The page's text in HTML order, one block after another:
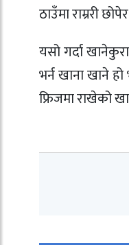
ठाउँमा राम्ररी
यसो गर्दा
भर्न खाना खाने
फ्रिजमा राखेको